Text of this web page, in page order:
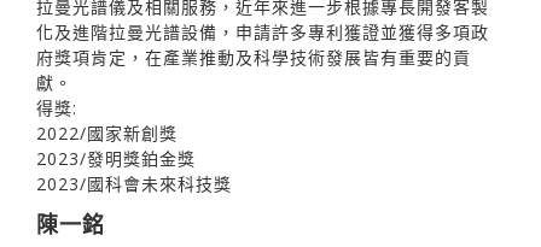
拉曼光譜儀及相關服務，近年來進一步根據專長開發客製
化及進階拉曼光譜設備，申請許多專利獲證並獲得多項政
府獎項肯定，在產業推動及科學技術發展皆有重要的貢
獻。
得獎:
2022/國家新創獎
2023/發明獎鉑金獎
2023/國科會未來科技獎
陳一銘